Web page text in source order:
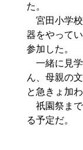
た。
宮田小学校
器をやって
参加した。
一緒に見学
ん、母親の
と急きょ加
祇園祭まで
る予定だ。